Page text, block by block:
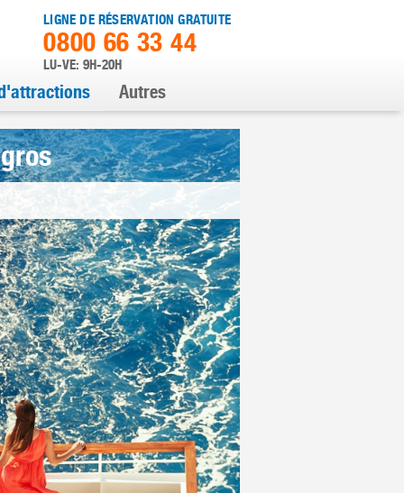
LIGNE DE RÉSERVATION GRATUITE
0800 66 33 44
LU-VE: 9H-20H
Autres